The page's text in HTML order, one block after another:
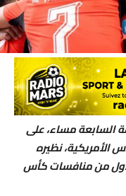
السابعة مساء، على
الأمريكية، نظيره
من منافسات كأس